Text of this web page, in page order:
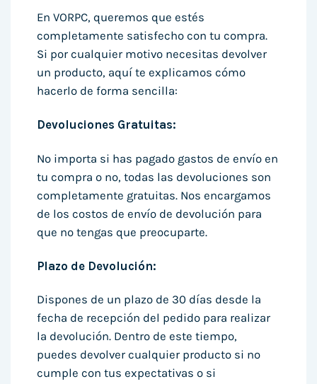
En VORPC, queremos que estés
completamente satisfecho con tu compra.
Si por cualquier motivo necesitas devolver
un producto, aquí te explicamos cómo
hacerlo de forma sencilla:
Devoluciones Gratuitas:
No importa si has pagado gastos de envío en
tu compra o no, todas las devoluciones son
completamente gratuitas. Nos encargamos
de los costos de envío de devolución para
que no tengas que preocuparte.
Plazo de Devolución:
Dispones de un plazo de 30 días desde la
fecha de recepción del pedido para realizar
la devolución. Dentro de este tiempo,
puedes devolver cualquier producto si no
cumple con tus expectativas o si